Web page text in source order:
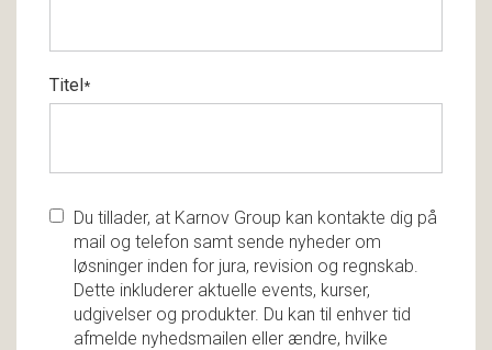
Titel*
Du tillader, at Karnov Group kan kontakte dig på
mail og telefon samt sende nyheder om
løsninger inden for jura, revision og regnskab.
Dette inkluderer aktuelle events, kurser,
udgivelser og produkter. Du kan til enhver tid
afmelde nyhedsmailen eller ændre, hvilke